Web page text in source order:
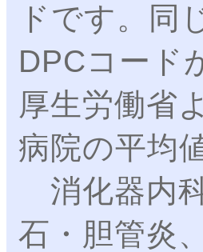
ドです。同
DPCコード
厚生労働省
病院の平均
消化器内
石・胆管炎